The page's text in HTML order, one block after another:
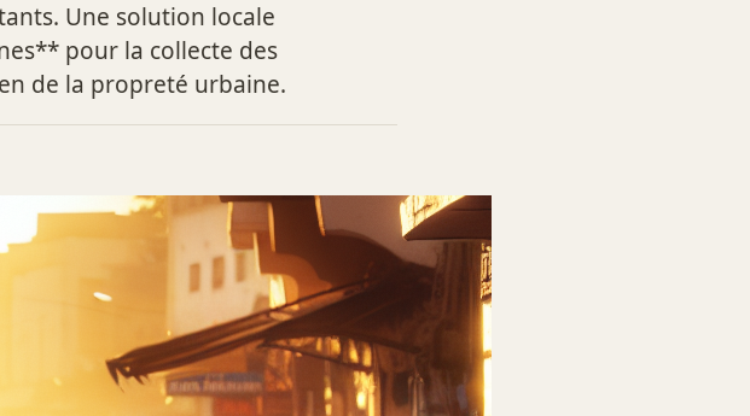
Une solution locale
pour la collecte des
de la propreté urbaine.